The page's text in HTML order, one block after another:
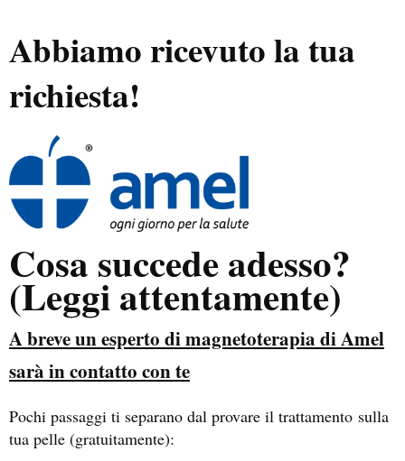
Abbiamo ricevuto la tua
richiesta!
Cosa succede adesso?
(Leggi attentamente)
A breve un esperto di magnetoterapia di Amel
sarà in contatto con te
Pochi passaggi ti separano dal provare il trattamento sulla
tua pelle (gratuitamente):